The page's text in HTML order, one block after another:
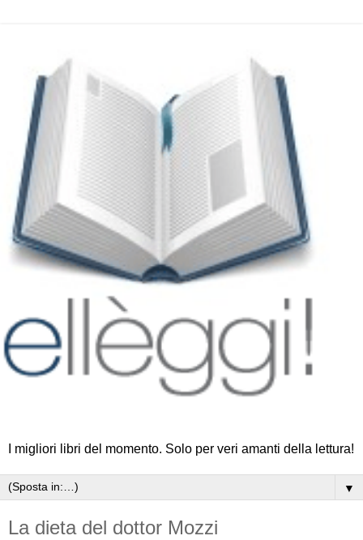
I migliori libri del momento. Solo per veri amanti della lettura!
▼
La dieta del dottor Mozzi